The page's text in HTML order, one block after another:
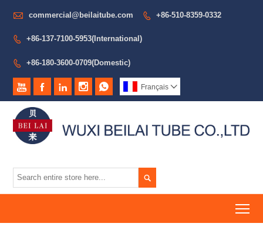
 commercial@beilaitube.com  +86-510-8359-0332
 +86-137-7100-5953(International)
 +86-180-3600-0709(Domestic)
     Français 
